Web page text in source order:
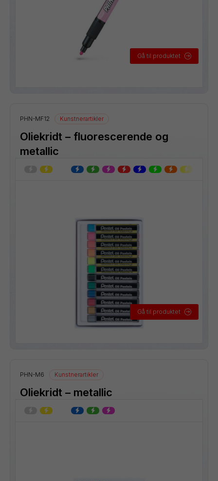
Gå til produktet
PHN-MF12 Kunstnerartikler
Oliekridt – fluorescerende og
metallic
Gå til produktet
PHN-M6 Kunstnerartikler
Oliekridt – metallic